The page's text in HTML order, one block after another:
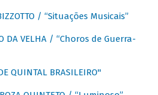
/ “Situações Musicais”
DA VELHA / “Choros de Guerra-
QUINTAL BRASILEIRO"